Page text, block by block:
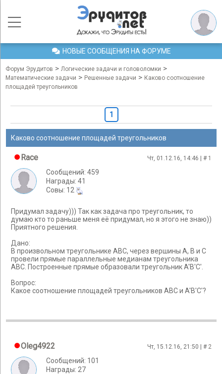
НОВЫЕ СООБЩЕНИЯ НА ФОРУМЕ
Форум Эрудитов > Логические задачи и головоломки >
Математические задачи > Решенные задачи > Каково соотношение
площадей треугольников
1
Каково соотношение площадей треугольников
Race Чт, 01.12.16, 14:46 | # 1
Сообщений: 459
Награды: 41
Cовы: 12
Придумал задачу))) Так как задача про треугольник, то
думаю кто то раньше меня её придумал, но я этого не знаю))
Приятного решения.
Дано:
В произвольном треугольнике АВС, через вершины А, В и С
провели прямые параллельные медианам треугольника
АВС. Построенные прямые образовали треугольник A'B'C'.
Вопрос:
Какое соотношение площадей треугольников ABC и A'B'C'?
Oleg4922 Чт, 15.12.16, 21:50 | # 2
Сообщений: 101
Награды: 27